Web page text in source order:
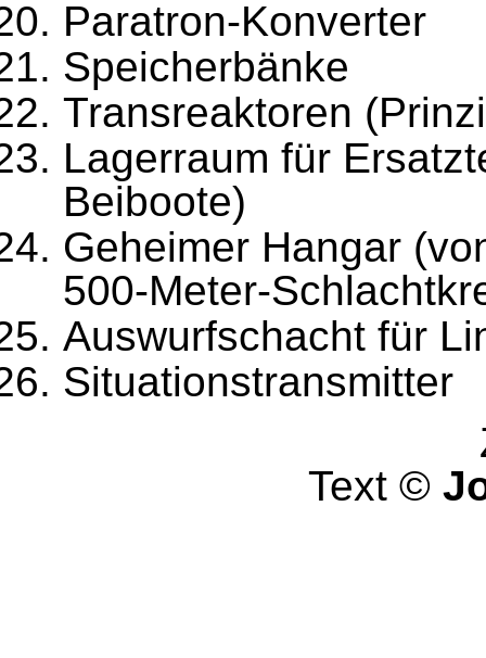
Paratron-Konverter
Speicherbänke
Transreaktoren
Lagerraum für
Beiboote)
Geheimer Hangar
500-Meter-
Auswurfschacht für
Situationstransmitter
Text ©